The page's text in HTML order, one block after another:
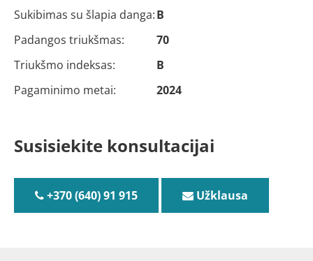
Sukibimas su šlapia danga:B
Padangos triukšmas:
70
Triukšmo indeksas:
B
Pagaminimo metai:
2024
Susisiekite konsultacijai
+370 (640) 91 915 Užklausa